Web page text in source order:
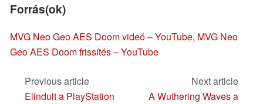
Forrás(ok)
MVG Neo Geo AES Doom videó – YouTube, MVG Neo
Geo AES Doom frissítés – YouTube
Previous article
Elindult a PlayStation
Next article
A Wuthering Waves a